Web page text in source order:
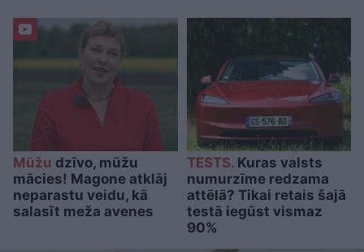
Mūžu dzīvo, mūžu
mācies! Magone atklāj
neparastu veidu, kā
salasīt meža avenes
TESTS.Kuras valsts
numurzīme redzama
attēlā? Tikai retais šajā
testā iegūst vismaz
90%